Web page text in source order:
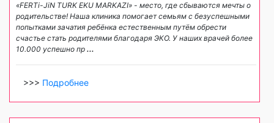
«FERTi-JiN TURK EKU MARKAZI» - место, где сбываются мечты о
родительстве! Наша клиника помогает семьям с безуспешными
попытками зачатия ребёнка естественным путём обрести
счастье стать родителями благодаря ЭКО. У наших врачей более
10.000 успешно пр ...
>>> Подробнее